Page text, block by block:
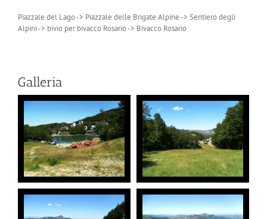
Piazzale del Lago -> Piazzale delle Brigate Alpine -> Sentiero degli
Alpini -> bivio per bivacco Rosario -> Bivacco Rosario
Galleria